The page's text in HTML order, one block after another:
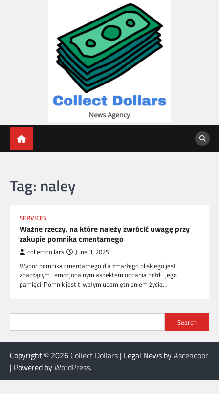
Tag: naley
SERVICES
Ważne rzeczy, na które należy zwrócić uwagę przy
zakupie pomnika cmentarnego
collectdollars June 3, 2025
Wybór pomnika cmentarnego dla zmarłego bliskiego jest
znaczącym i emocjonalnym aspektem oddania hołdu jego
pamięci. Pomnik jest trwałym upamiętnieniem życia…
Search
Copyright © 2026 Collect Dollars | Legal News byAscendoor
| Powered byWordPress.